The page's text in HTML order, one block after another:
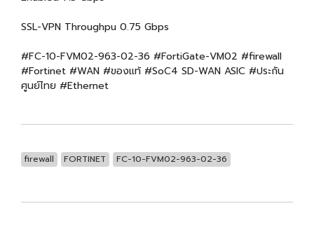
SSL-VPN Throughpu 0.75 Gbps
#FC-10-FVM02-963-02-36 #FortiGate-VM02 #firewall
#Fortinet #WAN #ของแท้ #SoC4 SD-WAN ASIC #ประกัน
ศูนย์ไทย #Ethernet
firewall FORTINET FC-10-FVM02-963-02-36